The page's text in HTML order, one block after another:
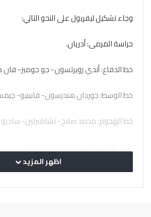
وجاء تشكيل ليفربول على النحو التالي:
حراسة المرمى: أدريان.
خط الدفاع: أندي روبرتسون- جو جوميز- فان
خط الوسط: جوردان هندرسون- فابينيو-
خط الهجوم: محمد صلاح- تشامبرلين-
لونيرجان- كلينير- فينالدو- فيرمينيو- لالانا
أوريجي- أرنولد- هوفير- إليوت.
اظهر المزيد